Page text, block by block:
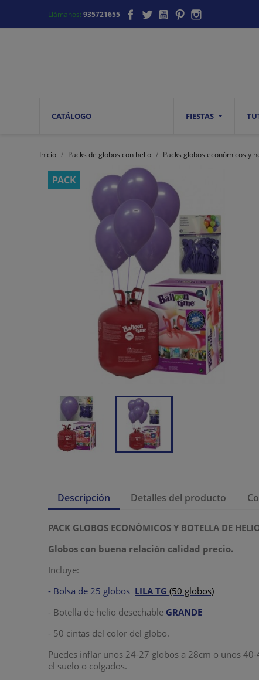
Llámanos:935721655 Facebook
TwitterYouTubePinterest
CATÁLOGO FIESTAS
Inicio Packs de globos con helio Packs globos económicos y
PACK
Descripción Detalles del producto
PACK GLOBOS ECONÓMICOS Y BOTELLA DE
Globos con buena relación calidad precio.
Incluye:
- Bolsa de 25 globos LILA TG(50 globos)
- Botella de helio desechable GRANDE
- 50 cintas del color del globo.
Puedes inflar unos 24-27 globos a 28cm o unos
el suelo o colgados.